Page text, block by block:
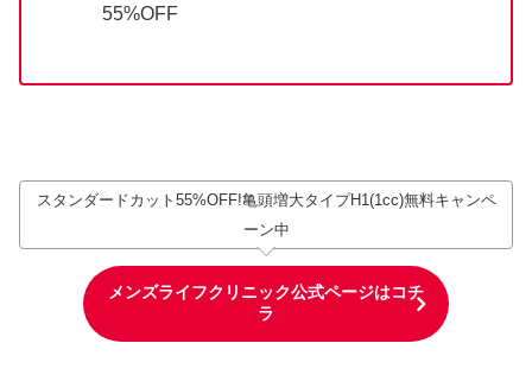
55%OFF
スタンダードカット55%OFF!亀頭増大タイプH1(1cc)無料キャンペ
ーン中
メンズライフクリニック公式ページはコチ
ラ